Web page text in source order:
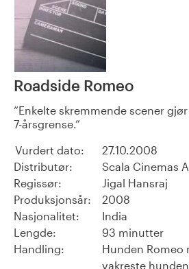
Roadside Romeo
Enkelte skremmende scener
7-årsgrense.
Vurdert dato:
27.10.2008
Distributør:
Scala Cinemas
Regissør:
Jigal Hansraj
Produksjonsår:
2008
Nasjonalitet:
India
Lengde:
93 minutter
Handling:
Hunden Romeo
vakreste